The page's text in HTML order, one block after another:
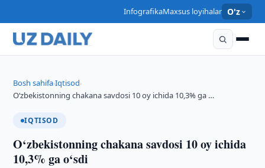
InfografikaMaxsus loyihalar O'z
Bosh sahifa›Iqtisod›
O‘zbekistonning chakana savdosi 10 oy ichida 10,3% ga …
IQTISOD
O‘zbekistonning chakana savdosi 10 oy ichida
10,3% ga o‘sdi